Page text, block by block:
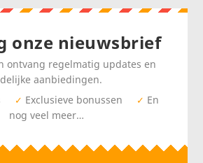
onze nieuwsbrief
ontvang regelmatig updates en
aanbiedingen.
✓ Exclusieve bonussen ✓ En
nog veel meer…